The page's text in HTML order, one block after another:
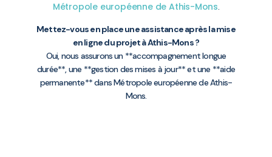
Métropole européenne de Athis-Mons.
Mettez-vous en place une assistance après la mise
en ligne du projet à Athis-Mons ?
Oui, nous assurons un **accompagnement longue
durée**, une **gestion des mises à jour** et une **aide
permanente** dans Métropole européenne de Athis-
Mons.